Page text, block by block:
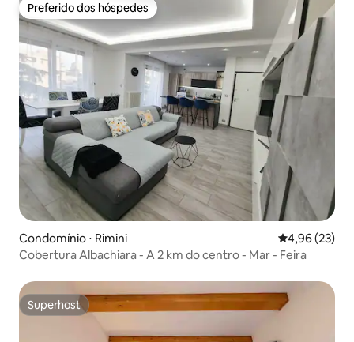
Preferido dos hóspedes
Preferido dos hóspedes
Condomínio ⋅ Rimini 4,96 de uma
4,96 (23)
Cobertura Albachiara - A 2 km do centro - Mar - Feira
Superhost
Superhost